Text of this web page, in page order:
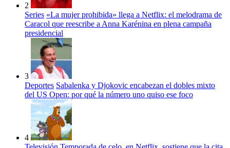
2
Series «La mujer prohibida» llega a Netflix: el melodrama de
Caracol que reescribe a Anna Karénina en plena campaña
presidencial
3
Deportes Sabalenka y Djokovic encabezan el dobles mixto
del US Open: por qué la número uno quiso ese foco
4